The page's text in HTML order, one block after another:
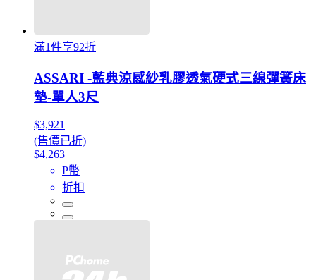
滿1件享92折
ASSARI -藍典涼感紗乳膠透氣硬式三線彈簧床
墊-單人3尺
$3,921
(售價已折)
$4,263
P幣
折扣